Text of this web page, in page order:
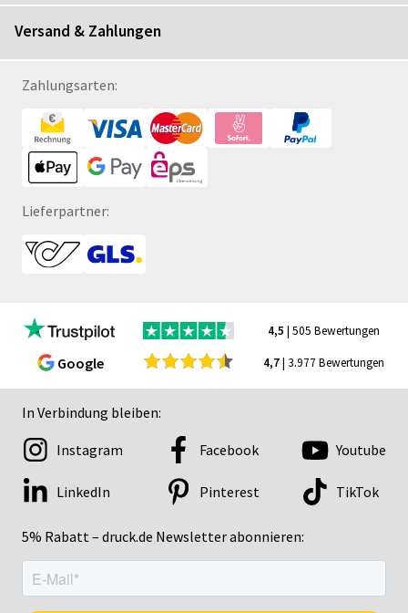
Versand & Zahlungen
Zahlungsarten:
Lieferpartner:
4,5 | 505 Bewertungen
Google 4,7| 3.977 Bewertungen
In Verbindung bleiben:
5% Rabatt – druck.de Newsletter abonnieren:
Instagram Facebook Youtube
LinkedIn Pinterest TikTok